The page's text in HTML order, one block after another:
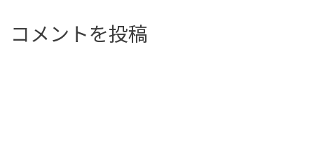
コメントを投稿